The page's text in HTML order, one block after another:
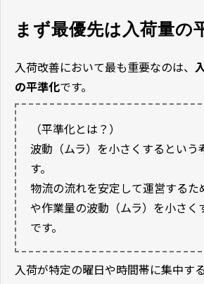
まず最優先は入荷量の
入荷改善において最も重要なのは、
の平準化です。
（平準化とは？）
波動（ムラ）を小さくするという
す。
物流の流れを安定して運営するた
や作業量の波動（ムラ）を小さく
です。
入荷が特定の曜日や時間帯に集中す